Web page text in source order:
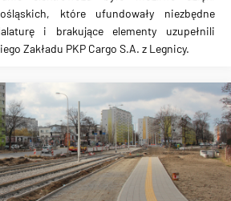
które ufundowały niezbędne
i brakujące elementy uzupełnili
Zakładu PKP Cargo S.A. z Legnicy.